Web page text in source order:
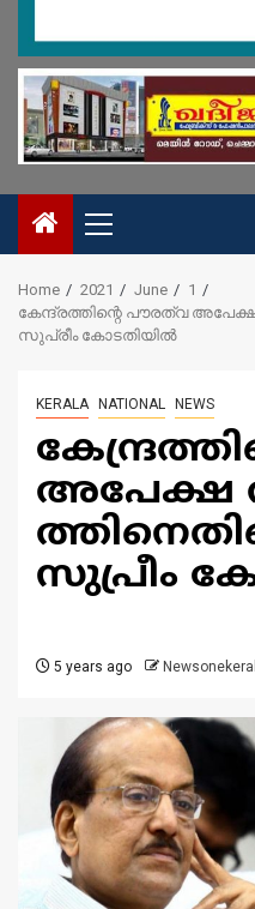
Primary
Menu
Home 2021 June
1
കേന്ദ്രത്തിന്റെ പൗരത്വ
സുപ്രീം കോടതിയിൽ
KERALA NATIONAL NEWS
അപേക്ഷ
സുപ്രീം
5 years ago